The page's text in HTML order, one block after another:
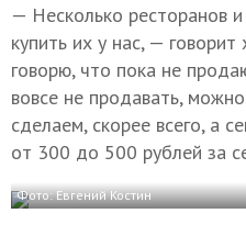
— Несколько ресторанов
купить их у нас, —
говорю, что пока не
вовсе не продавать,
сделаем, скорее всего, а
от 300 до 500 рублей за
Фото: Евгений Костин